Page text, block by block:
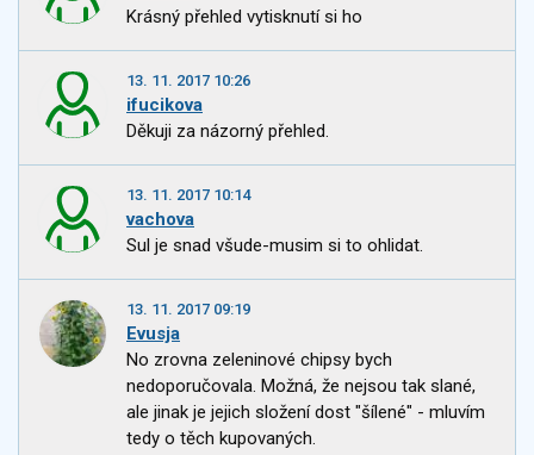
Krásný přehled vytisknutí si ho
13. 11. 2017 10:26
ifucikova
Děkuji za názorný přehled.
13. 11. 2017 10:14
vachova
Sul je snad všude-musim si to ohlidat.
13. 11. 2017 09:19
Evusja
No zrovna zeleninové chipsy bych
nedoporučovala. Možná, že nejsou tak slané,
ale jinak je jejich složení dost "šílené" - mluvím
tedy o těch kupovaných.